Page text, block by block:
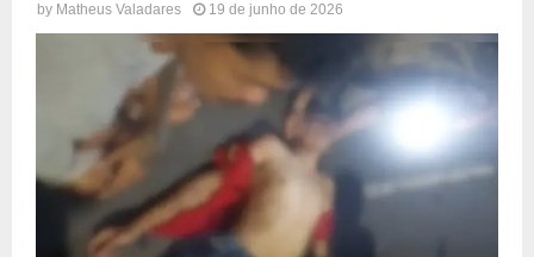
by Matheus Valadares 19 de junho de 2026